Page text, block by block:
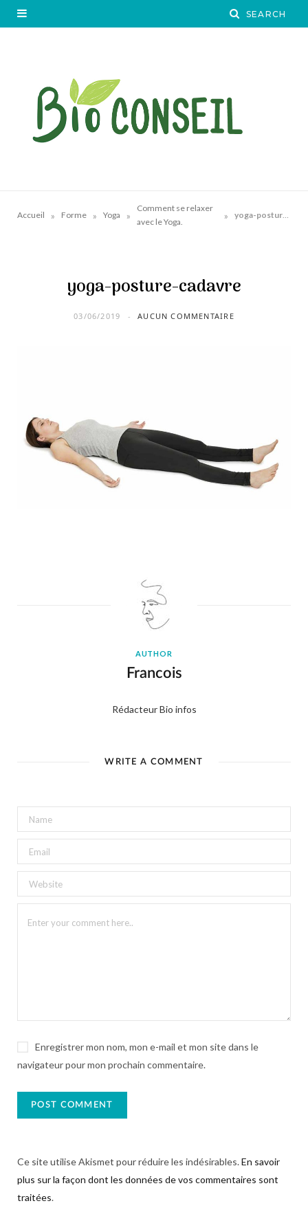
Accueil » Forme » Yoga »
Comment se relaxer
avec le Yoga.
» yoga-posture-cadavre
yoga-posture-cadavre
03/06/2019 AUCUN COMMENTAIRE
AUTHOR
Francois
Rédacteur Bio infos
WRITE A COMMENT
Enregistrer mon nom, mon e-mail et mon site dans le
navigateur pour mon prochain commentaire.
Ce site utilise Akismet pour réduire les indésirables.En savoir
plus sur la façon dont les données de vos commentaires sont
traitées.